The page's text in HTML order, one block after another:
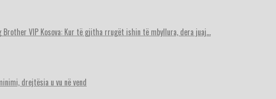
VIP Kosova: Kur të gjitha rrugët ishin të mbyllura, dera juaj…
drejtësia u vu në vend